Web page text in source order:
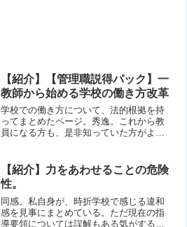
【紹介】【管理職説得パック】一
教師から始める学校の働き方改革
学校での働き方について、法的根拠を持
ってまとめたページ。秀逸。これから教
員になる方も、是非知っていた方がよい
月に示した「学校における働き方改革に
関する緊急対策」をベ...
【紹介】力をあわせることの危険
性。
同感。私自身が、時折学校で感じる違和
感を見事にまとめている。ただ現在の指
導要領については誤解もある気がする。